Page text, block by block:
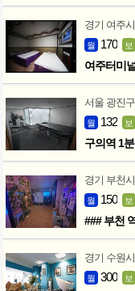
경기 여주시
월 170 보
여주터미
서울 광진구
월 132 보
구의역 1
경기 부천시
월 150 보
경기 수원시
월 300 보